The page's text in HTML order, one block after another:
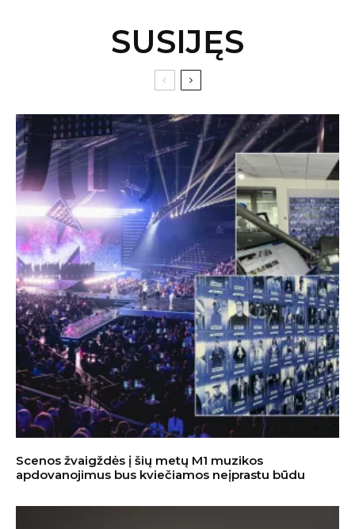
SUSIJĘS
Scenos žvaigždės į šių metų M1 muzikos
apdovanojimus bus kviečiamos neįprastu būdu